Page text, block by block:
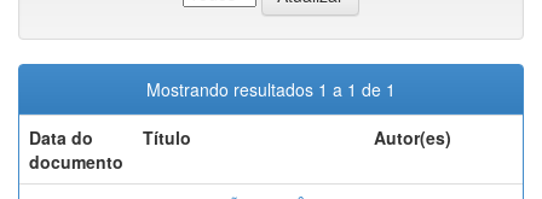
Mostrando resultados 1 a 1 de 1
Data do
documento
Título Autor(es)